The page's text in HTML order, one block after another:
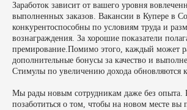
Заработок зависит от вашего уровня
выполненных заказов. Вакансии в Купере в
конкурентоспособны по условиям труда и
вознаграждения. За хорошие показатели
премирование.Помимо этого, каждый может
дополнительные бонусы за качество и
Стимулы по увеличению дохода обновляются
Мы рады новым сотрудникам даже без опыта.
позаботиться о том, чтобы на новом месте вы